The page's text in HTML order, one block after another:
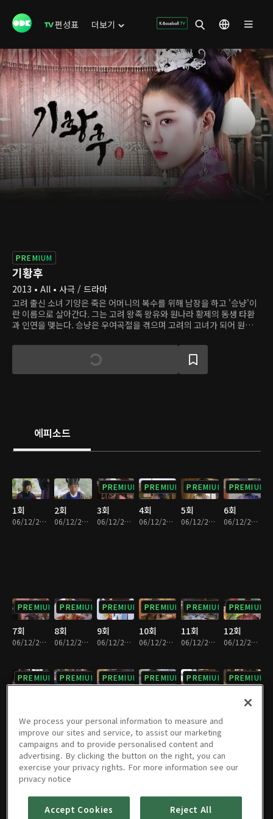
편성표 더보기
PREMIUM
기황후
2013 • All • 사극 / 드라마
고려 출신 소녀 기양은 죽은 어머니의 복수를 위해 남장을 하고 '승냥'이
란 이름으로 살아간다. 그는 고려 왕족 왕유와 원나라 황제의 동생 타환
과 인연을 맺는다. 승냥은 우여곡절을 겪으며 고려의 고녀가 되어 원의
협하는 적들을 제거하기 위해 치열한 정치 싸움을 벌이고, 황제가 된 타
환의 후궁이 되고 마침내 황후가 된다.
에피소드
1회
06/12/2020 • 59분
2회
06/12/2020 • 59분
PREMIUM
3회
06/12/2020 • 59분
PREMIUM
4회
06/12/2020 • 59분
PREMIUM
5회
06/12/2020 • 59분
PREMIUM
6회
06/12/2020 • 59분
PREMIUM
7회
06/12/2020 • 59분
PREMIUM
8회
06/12/2020 • 59분
PREMIUM
9회
06/12/2020 • 59분
PREMIUM
10회
06/12/2020 • 59분
PREMIUM
11회
06/12/2020 • 59분
PREMIUM
12회
06/12/2020 • 59분
PREMIUM PREMIUM PREMIUM PREMIUM PREMIUM PREMIUM
PREMIUM
19회
06/12/2020 • 59분
PREMIUM
20회
PREMIUM
21회
PREMIUM
22회
PREMIUM
23회 24회
We process your personal information to measure and
improve our sites and service, to assist our marketing
campaigns and to provide personalised content and
advertising. By clicking the button on the right, you can
exercise your privacy rights. For more information see our
privacy notice
Accept Cookies Reject All